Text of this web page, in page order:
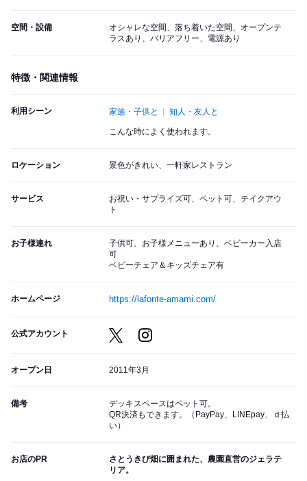
空間・設備
オシャレな空間、落ち着いた空間、オープンテ
ラスあり、バリアフリー、電源あり
特徴・関連情報
利用シーン 家族・子供と 知人・友人と
こんな時によく使われます。
ロケーション 景色がきれい、一軒家レストラン
サービス
お祝い・サプライズ可、ペット可、テイクアウ
ト
お子様連れ
子供可、お子様メニューあり、ベビーカー入店
可
ベビーチェア＆キッズチェア有
ホームページ https://lafonte-amami.com/
公式アカウント
オープン日 2011年3月
備考
デッキスペースはペット可。
QR決済もできます。（PayPay、LINEpay、ｄ払
い）
お店のPR
さとうきび畑に囲まれた、農園直営のジェラテ
リア。